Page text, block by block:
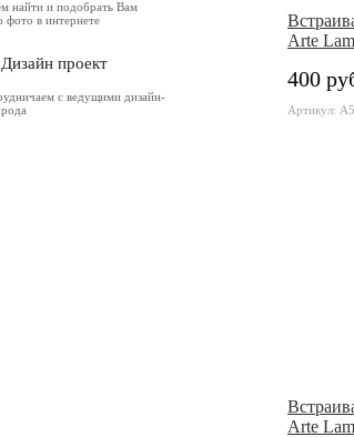
найти и подобрать Вам
фото в интернете
Дизайн проект
с ведущими дизайн-
Arte
400
Артикул:
Arte